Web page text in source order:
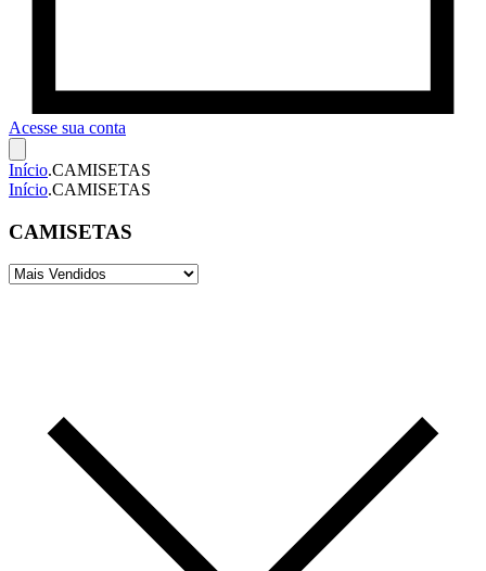
Acesse sua conta
Início.CAMISETAS
Início.CAMISETAS
CAMISETAS